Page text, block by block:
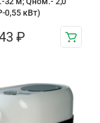
0,55 кВт)
₽